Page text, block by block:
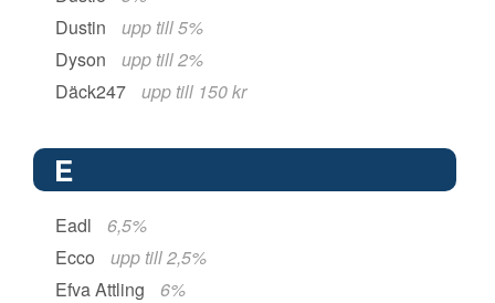
Dustin
upp till 5%
Dyson
upp till 2%
Däck247
upp till 150 kr
E
Eadl
6,5%
Ecco
upp till 2,5%
Efva Attling
6%